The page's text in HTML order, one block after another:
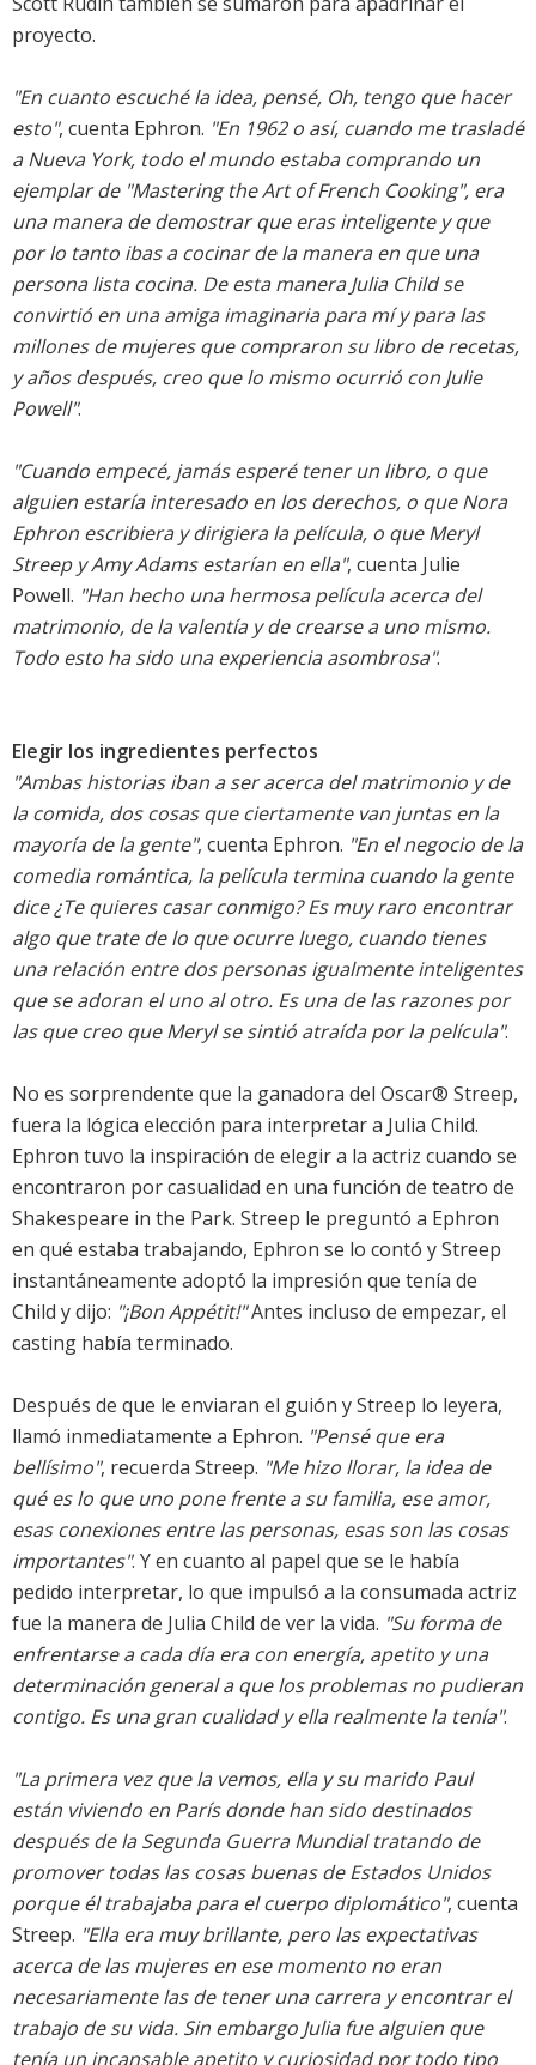
proyecto.
"En cuanto escuché la idea, pensé, Oh, tengo que hacer
esto", cuenta Ephron. "En 1962 o así, cuando me trasladé
a Nueva York, todo el mundo estaba comprando un
ejemplar de "Mastering the Art of French Cooking", era
una manera de demostrar que eras inteligente y que
por lo tanto ibas a cocinar de la manera en que una
persona lista cocina. De esta manera Julia Child se
convirtió en una amiga imaginaria para mí y para las
millones de mujeres que compraron su libro de recetas,
y años después, creo que lo mismo ocurrió con Julie
Powell".
"Cuando empecé, jamás esperé tener un libro, o que
alguien estaría interesado en los derechos, o que Nora
Ephron escribiera y dirigiera la película, o que Meryl
Streep y Amy Adams estarían en ella", cuenta Julie
Powell. "Han hecho una hermosa película acerca del
matrimonio, de la valentía y de crearse a uno mismo.
Todo esto ha sido una experiencia asombrosa".
Elegir los ingredientes perfectos
"Ambas historias iban a ser acerca del matrimonio y de
la comida, dos cosas que ciertamente van juntas en la
mayoría de la gente", cuenta Ephron. "En el negocio de la
comedia romántica, la película termina cuando la gente
dice ¿Te quieres casar conmigo? Es muy raro encontrar
algo que trate de lo que ocurre luego, cuando tienes
una relación entre dos personas igualmente inteligentes
que se adoran el uno al otro. Es una de las razones por
las que creo que Meryl se sintió atraída por la película".
No es sorprendente que la ganadora del Oscar® Streep,
fuera la lógica elección para interpretar a Julia Child.
Ephron tuvo la inspiración de elegir a la actriz cuando se
encontraron por casualidad en una función de teatro de
Shakespeare in the Park. Streep le preguntó a Ephron
en qué estaba trabajando, Ephron se lo contó y Streep
instantáneamente adoptó la impresión que tenía de
Child y dijo: "¡Bon Appétit!"Antes incluso de empezar, el
casting había terminado.
Después de que le enviaran el guión y Streep lo leyera,
llamó inmediatamente a Ephron. "Pensé que era
bellísimo", recuerda Streep. "Me hizo llorar, la idea de
qué es lo que uno pone frente a su familia, ese amor,
esas conexiones entre las personas, esas son las cosas
importantes". Y en cuanto al papel que se le había
pedido interpretar, lo que impulsó a la consumada actriz
fue la manera de Julia Child de ver la vida. "Su forma de
enfrentarse a cada día era con energía, apetito y una
determinación general a que los problemas no pudieran
contigo. Es una gran cualidad y ella realmente la tenía".
"La primera vez que la vemos, ella y su marido Paul
están viviendo en París donde han sido destinados
después de la Segunda Guerra Mundial tratando de
promover todas las cosas buenas de Estados Unidos
porque él trabajaba para el cuerpo diplomático", cuenta
Streep. "Ella era muy brillante, pero las expectativas
acerca de las mujeres en ese momento no eran
necesariamente las de tener una carrera y encontrar el
trabajo de su vida. Sin embargo Julia fue alguien que
tenía un incansable apetito y curiosidad por todo tipo